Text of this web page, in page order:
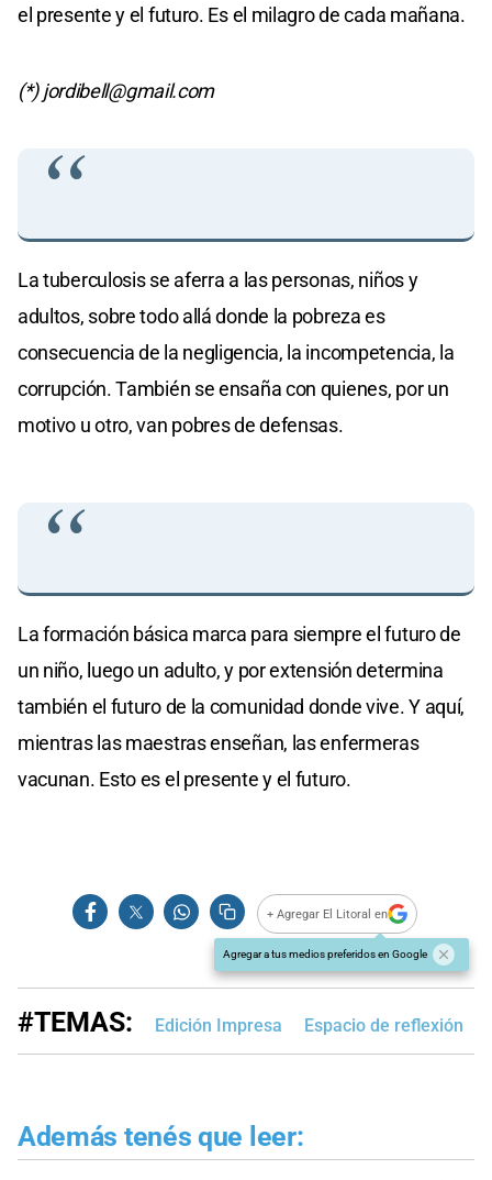
el presente y el futuro. Es el milagro de cada mañana.
(*)jordibell@gmail.com
La tuberculosis se aferra a las personas, niños y
adultos, sobre todo allá donde la pobreza es
consecuencia de la negligencia, la incompetencia, la
corrupción. También se ensaña con quienes, por un
motivo u otro, van pobres de defensas.
La formación básica marca para siempre el futuro de
un niño, luego un adulto, y por extensión determina
también el futuro de la comunidad donde vive. Y aquí,
mientras las maestras enseñan, las enfermeras
vacunan. Esto es el presente y el futuro.
+ Agregar El Litoral en
Agregar a tus medios preferidos en Google
#TEMAS: Edición Impresa Espacio de reflexión
Además tenés que leer: